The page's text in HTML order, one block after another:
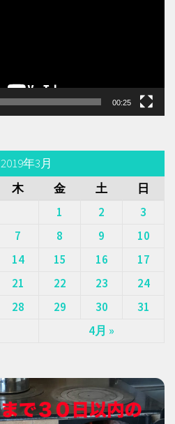
00:25
2019年3月
木 金 土 日
4月 »
1 2
3
7 8 9
10
14 15 16
17
21 22 23
24
28 29 30 31